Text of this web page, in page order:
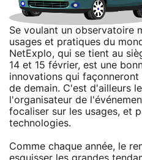
Se voulant un observatoire
usages et pratiques du
NetExplo, qui se tient au
14 et 15 février, est une
innovations qui
de demain. C'est d'ailleurs
l'organisateur de
focaliser sur les usages, et
technologies.
Comme chaque année, le
esquisser les grandes